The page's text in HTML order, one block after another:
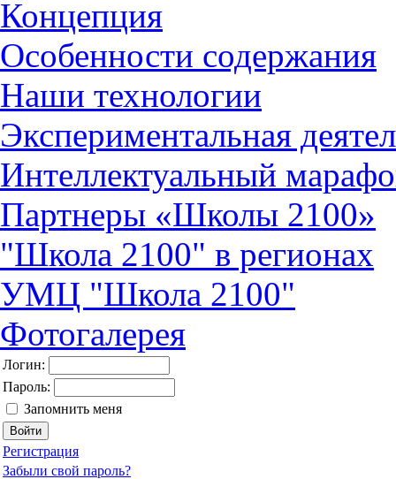
Концепция
Особенности содержания
Наши технологии
Экспериментальная
Интеллектуальный
Партнеры «Школы 2100»
"Школа 2100" в регионах
УМЦ "Школа 2100"
Фотогалерея
Логин:
Пароль:
Запомнить меня
Регистрация
Забыли свой пароль?